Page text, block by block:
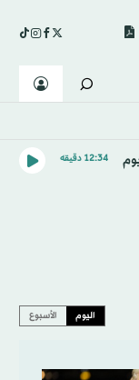
12:34 دقيقه
اليوم الأسبوع